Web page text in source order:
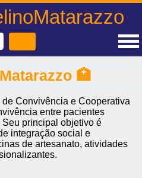
🏥
de Convivência e Cooperativa
entre pacientes
principal objetivo é
integração social e
de artesanato, atividades